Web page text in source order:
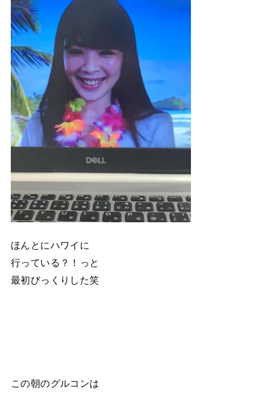
ほんとにハワイに
行っている？！っと
最初びっくりした笑
この朝のグルコンは